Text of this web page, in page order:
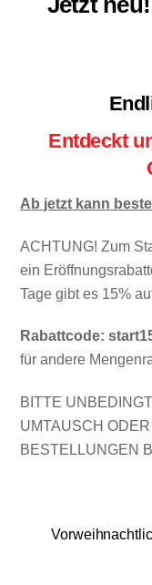
Entdeckt
Ab jetzt kann
ACHTUNG! Zum
ein
Tage gibt es 15%
Rabattcode:
für andere
BITTE
UMTAUSCH
BESTELLUNGEN